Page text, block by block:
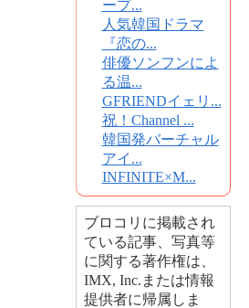
ープ...
人気韓国ドラマ
『恋の...
俳優ソンフンによ
る温...
GFRIENDイェリ...
祝！Channel ...
韓国発バーチャル
アイ...
INFINITE×M...
ブロコリに掲載され
ている記事、写真等
に関する著作権は、
IMX, Inc.または情報
提供者に帰属しま